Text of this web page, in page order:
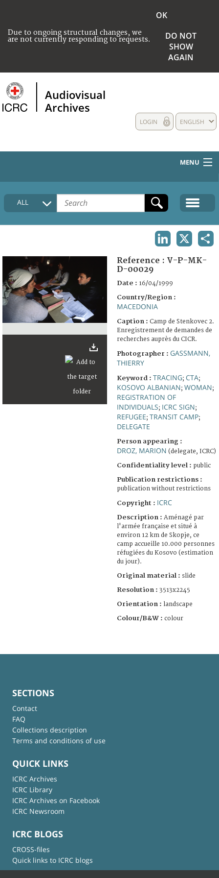
Due to ongoing structural changes, we
are not currently responding to requests.
OK
DO NOT
SHOW
AGAIN
Audiovisual
Archives
ENGLISH
LOGIN
MENU
HOME
COLLECTIONS DESCRIPTION
FAQ
ALL
Reference : V-P-MK-
D-00029
Date : 16/04/1999
Country/Region :
MACEDONIA
Caption : Camp de Stenkovec 2.
Enregistrement de demandes de
recherches auprès du CICR.
Photographer : GASSMANN,
THIERRY
Keyword : TRACING; CTA;
KOSOVO ALBANIAN; WOMAN;
REGISTRATION OF
INDIVIDUALS; ICRC SIGN;
REFUGEE; TRANSIT CAMP;
DELEGATE
Person appearing :
DROZ, MARION (delegate, ICRC)
Confidentiality level : public
Publication restrictions :
publication without restrictions
Copyright : ICRC
Description : Aménagé par
l'armée française et situé à
environ 12 km de Skopje, ce
camp accueille 10.000 personnes
réfugiées du Kosovo (estimation
du jour).
Original material : slide
Resolution : 3513x2245
Orientation : landscape
Colour/B&W : colour
SECTIONS
Contact
FAQ
Collections description
Terms and conditions of use
QUICK LINKS
ICRC Archives
ICRC Library
ICRC Archives on Facebook
ICRC Newsroom
ICRC BLOGS
CROSS-files
Quick links to ICRC blogs